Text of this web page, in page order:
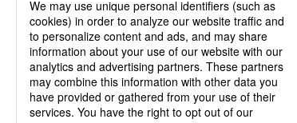
黒田精工 公式YouTube